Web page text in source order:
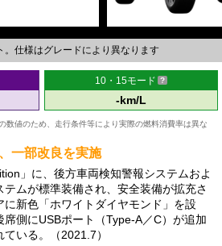
仕様はグレードにより異なります
10・15モード
-km/L
数値のため、走行条件等により実際の燃料消費率は異な
一部改良を実施
」に、後方車両検知警報システムおよ
ムが標準装備され、安全装備が拡充さ
新色「ホワイトダイヤモンド」を設
側にUSBポート（Type-A／C）が追加
いる。（2021.7）